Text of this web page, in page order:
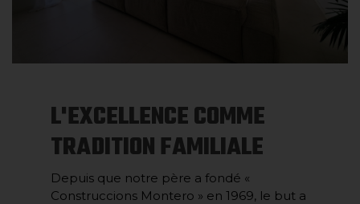
L'EXCELLENCE COMME
TRADITION FAMILIALE
Depuis que notre père a fondé «
Construccions Montero » en 1969, le but a